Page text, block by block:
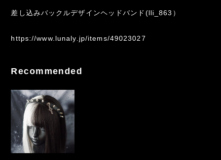
差し込みバックルデザインヘッドバンド(lli_863）
https://www.lunaly.jp/items/49023027
Recommended